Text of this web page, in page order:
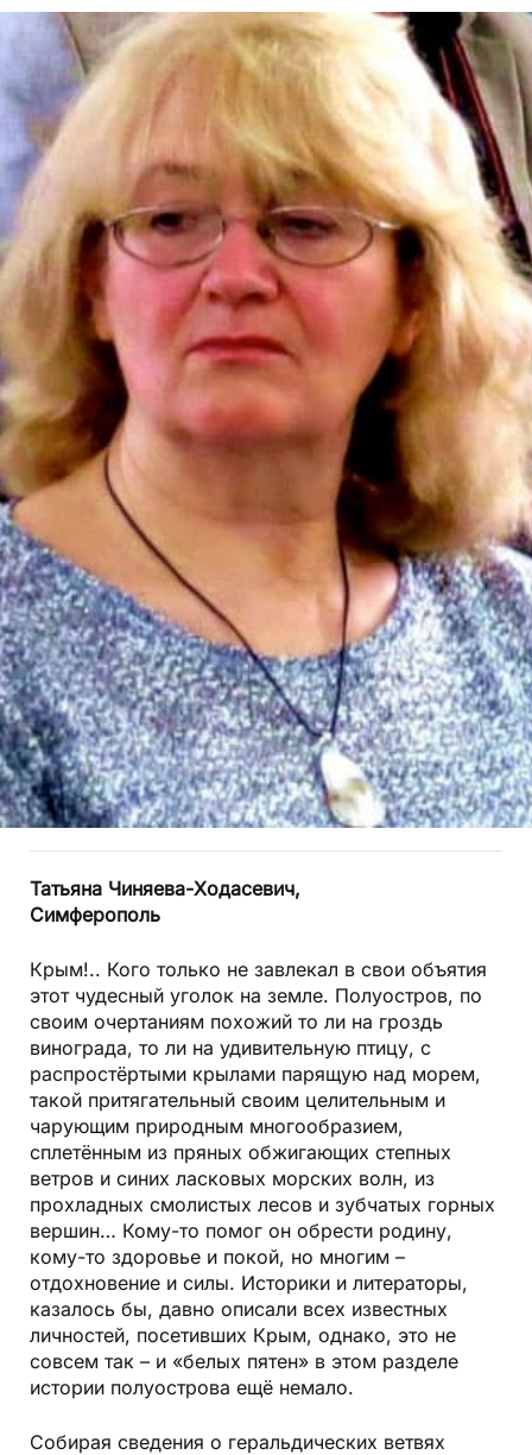
Татьяна Чиняева-Ходасевич,
Симферополь
Крым!.. Кого только не завлекал в свои объятия
этот чудесный уголок на земле. Полуостров, по
своим очертаниям похожий то ли на гроздь
винограда, то ли на удивительную птицу, с
распростёртыми крылами парящую над морем,
такой притягательный своим целительным и
чарующим природным многообразием,
сплетённым из пряных обжигающих степных
ветров и синих ласковых морских волн, из
прохладных смолистых лесов и зубчатых горных
вершин… Кому-то помог он обрести родину,
кому-то здоровье и покой, но многим –
отдохновение и силы. Историки и литераторы,
казалось бы, давно описали всех известных
личностей, посетивших Крым, однако, это не
совсем так – и «белых пятен» в этом разделе
истории полуострова ещё немало.
Собирая сведения о геральдических ветвях